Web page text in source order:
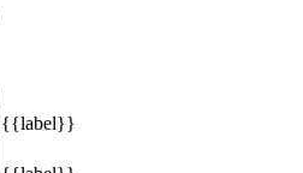
{{label}}